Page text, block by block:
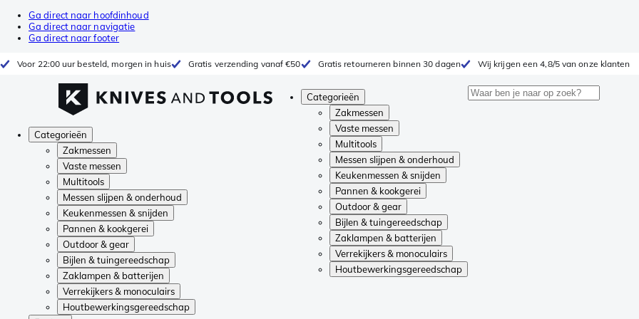
Ga direct naar hoofdinhoud
Ga direct naar navigatie
Ga direct naar footer
Voor 22:00 uur besteld, morgen in huis Gratis verzending vanaf €50 Gratis retourneren binnen 30 dagen Wij krijgen een 4,8/5 van onze klanten
Categorieën
Zakmessen
Vaste messen
Multitools
Messen slijpen & onderhoud
Keukenmessen & snijden
Pannen & kookgerei
Outdoor & gear
Bijlen & tuingereedschap
Zaklampen & batterijen
Verrekijkers & monoculairs
Houtbewerkingsgereedschap
Categorieën
Zakmessen
Vaste messen
Multitools
Messen slijpen & onderhoud
Keukenmessen & snijden
Pannen & kookgerei
Outdoor & gear
Bijlen & tuingereedschap
Zaklampen & batterijen
Verrekijkers & monoculairs
Houtbewerkingsgereedschap